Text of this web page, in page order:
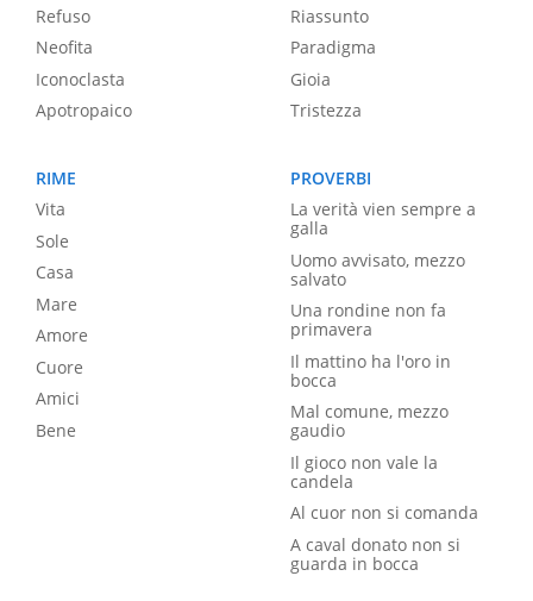
Refuso
Neofita
Iconoclasta
Apotropaico
Riassunto
Paradigma
Gioia
Tristezza
RIME
Vita
Sole
Casa
Mare
Amore
Cuore
Amici
Bene
PROVERBI
La verità vien sempre a
galla
Uomo avvisato, mezzo
salvato
Una rondine non fa
primavera
Il mattino ha l'oro in
bocca
Mal comune, mezzo
gaudio
Il gioco non vale la
candela
Al cuor non si comanda
A caval donato non si
guarda in bocca